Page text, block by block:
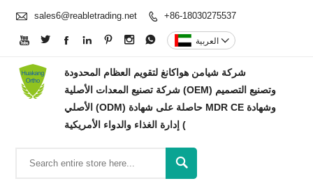
 sales6@reabletrading.net  +86-18030275537
       العربية 
شركة شيامن هواكانغ لتقويم العظام المحدودة
شركة تصنيع المعدات الأصلية (OEM) وتصنيع التصميم
الأصلي (ODM) حاصلة على شهادة MDR CE وشهادة
إدارة الغذاء والدواء الأمريكية (
